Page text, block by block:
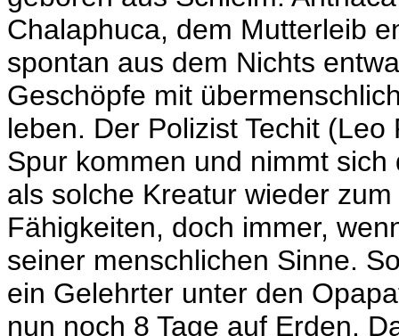
Chalaphuca, dem Mutterleib
spontan aus dem Nichts
Geschöpfe mit
leben. Der Polizist Techit (Leo
Spur kommen und nimmt
als solche Kreatur wieder
Fähigkeiten, doch immer,
seiner menschlichen Sinne.
ein Gelehrter unter den
nun noch 8 Tage auf Erden.